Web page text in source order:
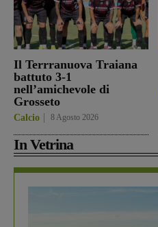
Il Terrranuova Traiana
battuto 3-1
nell’amichevole di
Grosseto
Calcio 8 Agosto 2026
In Vetrina